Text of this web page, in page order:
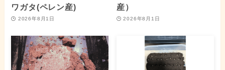
ワガタ(ペレン産)
2026年8月1日
産）
2026年8月1日